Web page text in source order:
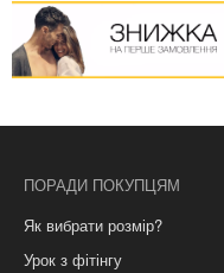
ПОРАДИ ПОКУПЦЯМ
Як вибрати розмір?
Урок з фітінгу